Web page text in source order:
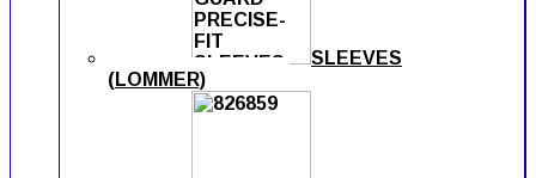
SLEEVES
(LOMMER)